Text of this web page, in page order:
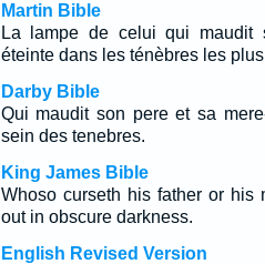
Martin Bible
La lampe de celui qui maudit
éteinte dans les ténèbres les
Darby Bible
Qui maudit son pere et sa
sein des tenebres.
King James Bible
Whoso curseth his father or his
out in obscure darkness.
English Revised Version